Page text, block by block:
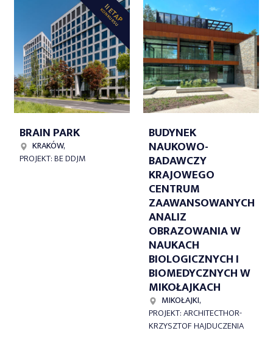
II ETAP
KONKURSU
BRAIN PARK
KRAKÓW,
PROJEKT: BE DDJM
BUDYNEK
NAUKOWO-
BADAWCZY
KRAJOWEGO
CENTRUM
ZAAWANSOWANYCH
ANALIZ
OBRAZOWANIA W
NAUKACH
BIOLOGICZNYCH I
BIOMEDYCZNYCH W
MIKOŁAJKACH
MIKOŁAJKI,
PROJEKT: ARCHITECTHOR-
KRZYSZTOF HAJDUCZENIA